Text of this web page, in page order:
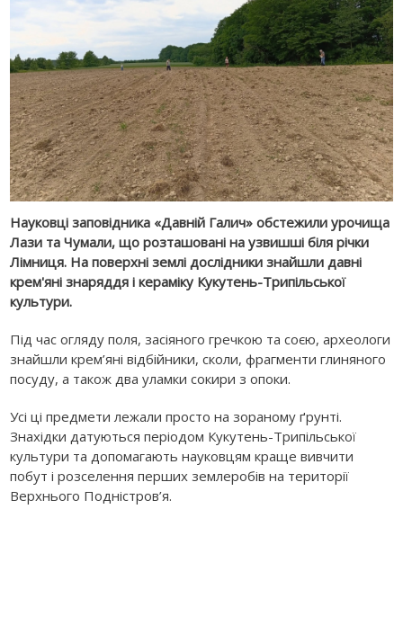
Науковці заповідника «Давній Галич» обстежили урочища
Лази та Чумали, що розташовані на узвишші біля річки
Лімниця. На поверхні землі дослідники знайшли давні
крем'яні знаряддя і кераміку Кукутень-Трипільської
культури.
Під час огляду поля, засіяного гречкою та соєю, археологи
знайшли крем’яні відбійники, сколи, фрагменти глиняного
посуду, а також два уламки сокири з опоки.
Усі ці предмети лежали просто на зораному ґрунті.
Знахідки датуються періодом Кукутень-Трипільської
культури та допомагають науковцям краще вивчити
побут і розселення перших землеробів на території
Верхнього Подністров’я.